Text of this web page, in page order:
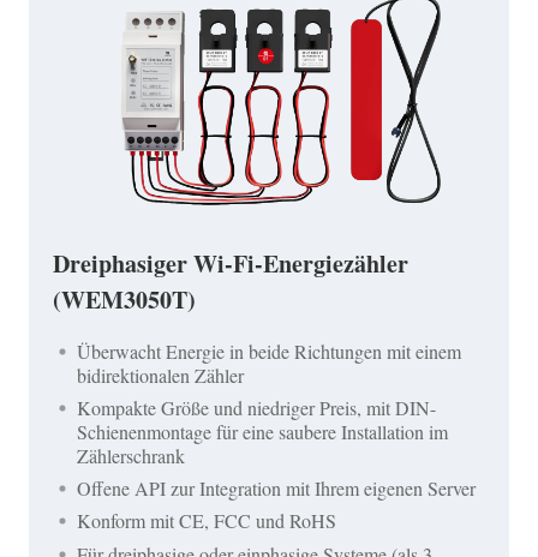
Dreiphasiger Wi-Fi-Energiezähler
(WEM3050T)
Überwacht Energie in beide Richtungen mit einem
bidirektionalen Zähler
Kompakte Größe und niedriger Preis, mit DIN-
Schienenmontage für eine saubere Installation im
Zählerschrank
Offene API zur Integration mit Ihrem eigenen Server
Konform mit CE, FCC und RoHS